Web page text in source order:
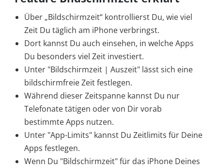
Über „Bildschirmzeit“ kontrollierst Du, wie viel
Zeit Du täglich am iPhone verbringst.
Dort kannst Du auch einsehen, in welche Apps
Du besonders viel Zeit investiert.
Unter "Bildschirmzeit | Auszeit" lässt sich eine
bildschirmfreie Zeit festlegen.
Während dieser Zeitspanne kannst Du nur
Telefonate tätigen oder von Dir vorab
bestimmte Apps nutzen.
Unter "App-Limits" kannst Du Zeitlimits für Deine
Apps festlegen.
Wenn Du "Bildschirmzeit" für das iPhone Deines